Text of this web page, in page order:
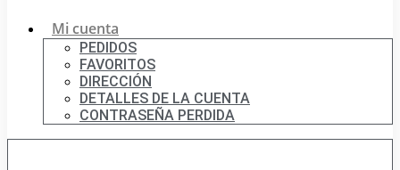
Mi cuenta
PEDIDOS
FAVORITOS
DIRECCIÓN
DETALLES DE LA CUENTA
CONTRASEÑA PERDIDA